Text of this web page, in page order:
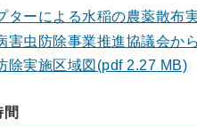
ターによる水稲の農薬散布
害虫防除事業推進協議会か
除実施区域図(pdf 2.27 MB)